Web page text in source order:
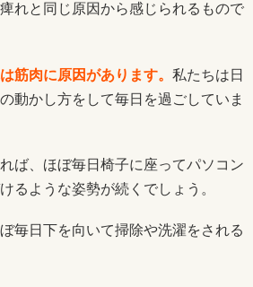
れと同じ原因から感じられるもので
筋肉に原因があります。 私たちは日
動かし方をして毎日を過ごしていま
ば、ほぼ毎日椅子に座ってパソコン
るような姿勢が続くでしょう。
毎日下を向いて掃除や洗濯をされる